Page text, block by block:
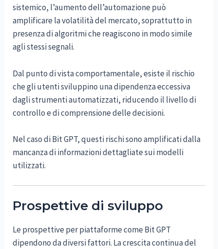
sistemico, l’aumento dell’automazione può
amplificare la volatilità del mercato, soprattutto in
presenza di algoritmi che reagiscono in modo simile
agli stessi segnali.
Dal punto di vista comportamentale, esiste il rischio
che gli utenti sviluppino una dipendenza eccessiva
dagli strumenti automatizzati, riducendo il livello di
controllo e di comprensione delle decisioni.
Nel caso di Bit GPT, questi rischi sono amplificati dalla
mancanza di informazioni dettagliate sui modelli
utilizzati.
Prospettive di sviluppo
Le prospettive per piattaforme come Bit GPT
dipendono da diversi fattori. La crescita continua del